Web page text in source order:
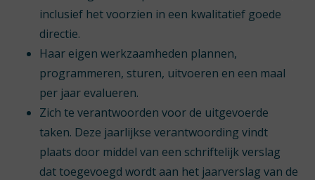
inclusief het voorzien in een kwalitatief goede
directie.
Haar eigen werkzaamheden plannen,
programmeren, sturen, uitvoeren en een maal
per jaar evalueren.
Zich te verantwoorden voor de uitgevoerde
taken. Deze jaarlijkse verantwoording vindt
plaats door middel van een schriftelijk verslag
dat toegevoegd wordt aan het jaarverslag van de